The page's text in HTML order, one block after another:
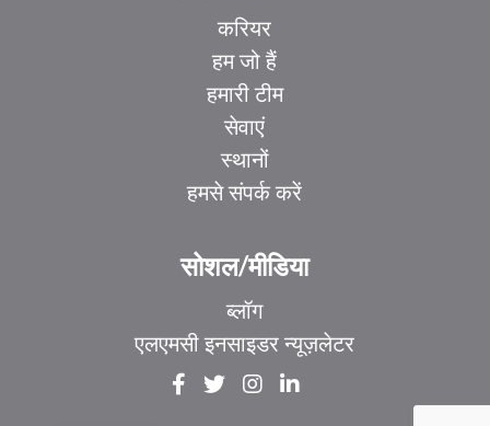
करियर
हम जो हैं
हमारी टीम
सेवाएं
स्थानों
हमसे संपर्क करें
सोशल/मीडिया
ब्लॉग
एलएमसी इनसाइडर न्यूज़लेटर